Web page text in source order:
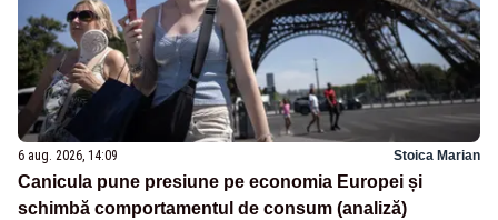
6 aug. 2026, 14:09 Stoica Marian
Canicula pune presiune pe economia Europei și
schimbă comportamentul de consum (analiză)